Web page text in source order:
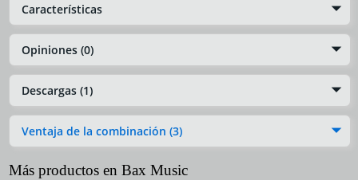
Características
Opiniones (0)
Descargas (1)
Ventaja de la combinación (3)
Más productos en Bax Music